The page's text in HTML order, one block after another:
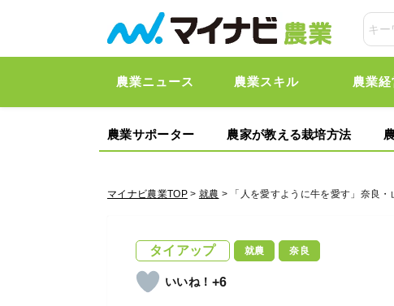
農業ニュース 農業スキル 農業経
農業サポーター 農家が教える栽培方法
マイナビ農業TOP> 就農 > 「人を愛すように牛を愛す」奈良
タイアップ 就農 奈良
+6